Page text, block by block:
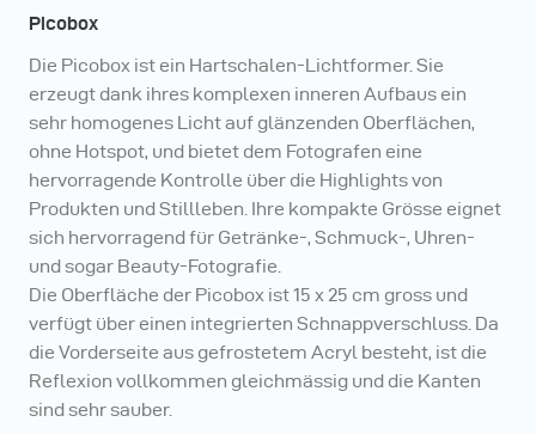
Picobox
Die Picobox ist ein Hartschalen-Lichtformer. Sie
erzeugt dank ihres komplexen inneren Aufbaus ein
sehr homogenes Licht auf glänzenden Oberflächen,
ohne Hotspot, und bietet dem Fotografen eine
hervorragende Kontrolle über die Highlights von
Produkten und Stillleben. Ihre kompakte Grösse eignet
sich hervorragend für Getränke-, Schmuck-, Uhren-
und sogar Beauty-Fotografie.
Die Oberfläche der Picobox ist 15 x 25 cm gross und
verfügt über einen integrierten Schnappverschluss. Da
die Vorderseite aus gefrostetem Acryl besteht, ist die
Reflexion vollkommen gleichmässig und die Kanten
sind sehr sauber.